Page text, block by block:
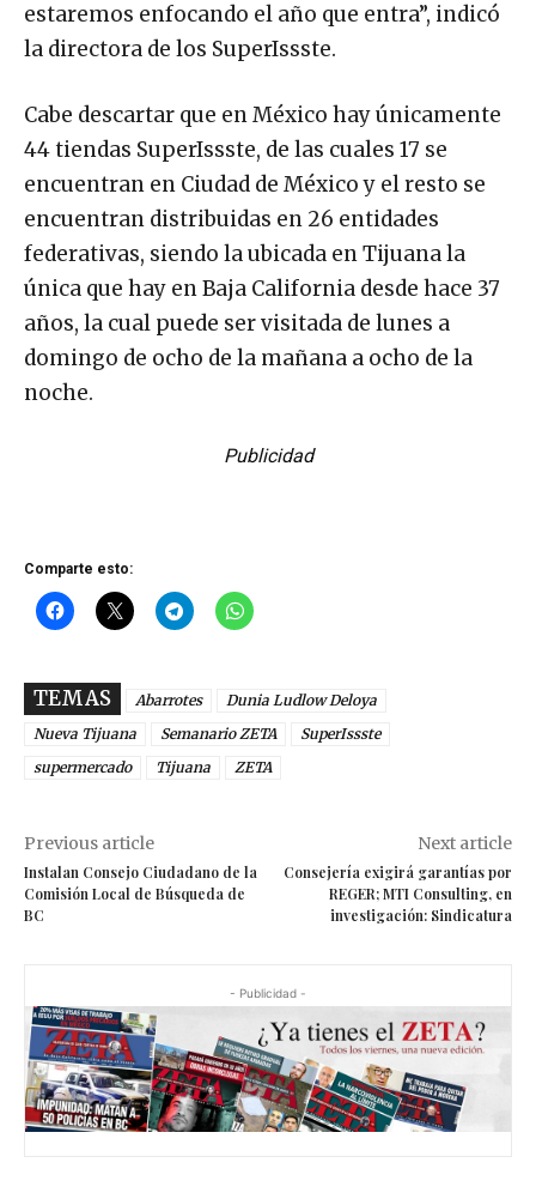
estaremos enfocando el año que entra”, indicó
la directora de los SuperIssste.
Cabe descartar que en México hay únicamente
44 tiendas SuperIssste, de las cuales 17 se
encuentran en Ciudad de México y el resto se
encuentran distribuidas en 26 entidades
federativas, siendo la ubicada en Tijuana la
única que hay en Baja California desde hace 37
años, la cual puede ser visitada de lunes a
domingo de ocho de la mañana a ocho de la
noche.
Publicidad
Comparte esto:
TEMAS Abarrotes
Dunia Ludlow Deloya
Nueva Tijuana
Semanario ZETA
SuperIssste
supermercado
Tijuana ZETA
Previous article
Instalan Consejo Ciudadano de la
Comisión Local de Búsqueda de
BC
Next article
Consejería exigirá garantías por
REGER; MTI Consulting, en
investigación: Sindicatura
- Publicidad -